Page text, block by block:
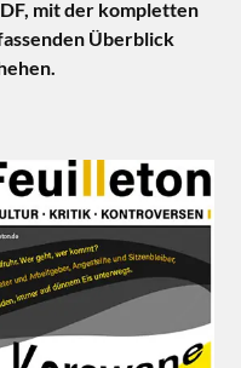
mit der kompletten
Überblick